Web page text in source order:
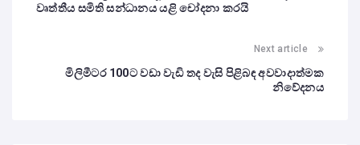
වෘත්තීය සමිති සන්ධානය යළි චෝදනා කරයි
Next article
මිලිමීටර 100ට වඩා වැඩි තද වැසි පිළිබඳ අවවාදාත්මක
නිවේදනය